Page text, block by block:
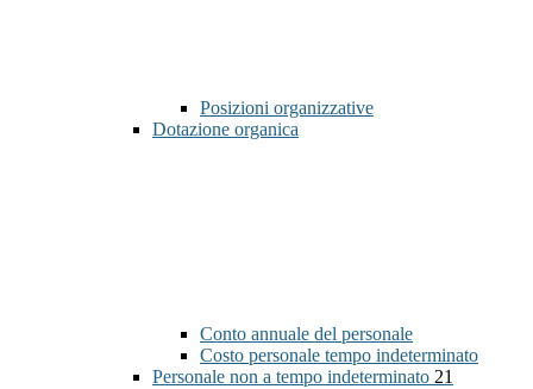
Posizioni organizzative
Dotazione organica
Conto annuale del personale
Costo personale tempo indeterminato
Personale non a tempo indeterminato 21